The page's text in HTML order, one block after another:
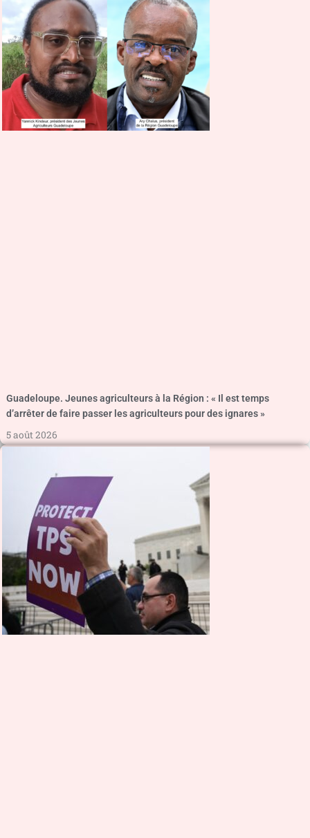
Guadeloupe. Jeunes agriculteurs à la Région : « Il est temps
d’arrêter de faire passer les agriculteurs pour des ignares »
5 août 2026